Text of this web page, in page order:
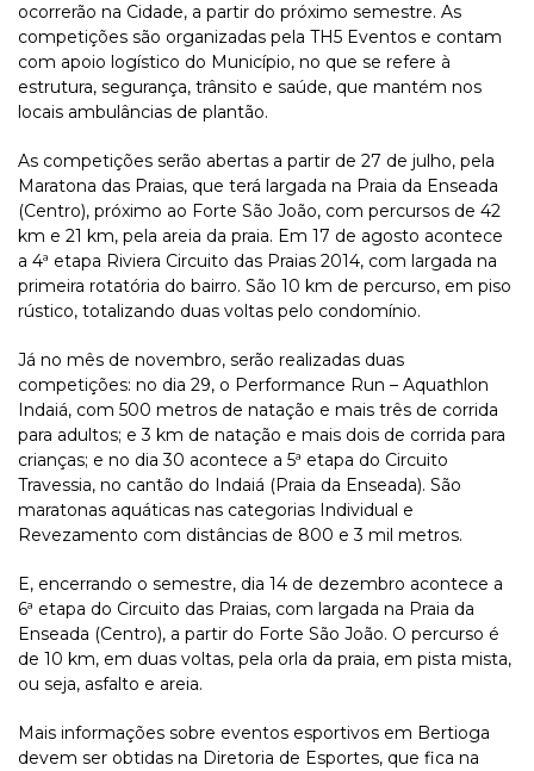
ocorrerão na Cidade, a partir do próximo semestre. As
competições são organizadas pela TH5 Eventos e contam
com apoio logístico do Município, no que se refere à
estrutura, segurança, trânsito e saúde, que mantém nos
locais ambulâncias de plantão.
As competições serão abertas a partir de 27 de julho, pela
Maratona das Praias, que terá largada na Praia da Enseada
(Centro), próximo ao Forte São João, com percursos de 42
km e 21 km, pela areia da praia. Em 17 de agosto acontece
a 4ª etapa Riviera Circuito das Praias 2014, com largada na
primeira rotatória do bairro. São 10 km de percurso, em piso
rústico, totalizando duas voltas pelo condomínio.
Já no mês de novembro, serão realizadas duas
competições: no dia 29, o Performance Run – Aquathlon
Indaiá, com 500 metros de natação e mais três de corrida
para adultos; e 3 km de natação e mais dois de corrida para
crianças; e no dia 30 acontece a 5ª etapa do Circuito
Travessia, no cantão do Indaiá (Praia da Enseada). São
maratonas aquáticas nas categorias Individual e
Revezamento com distâncias de 800 e 3 mil metros.
E, encerrando o semestre, dia 14 de dezembro acontece a
6ª etapa do Circuito das Praias, com largada na Praia da
Enseada (Centro), a partir do Forte São João. O percurso é
de 10 km, em duas voltas, pela orla da praia, em pista mista,
ou seja, asfalto e areia.
Mais informações sobre eventos esportivos em Bertioga
devem ser obtidas na Diretoria de Esportes, que fica na